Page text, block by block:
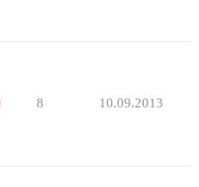
8 10.09.2013